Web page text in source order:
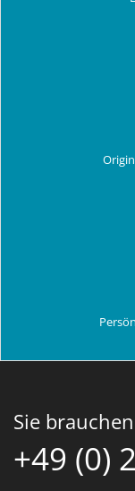
Sie
+49 (0)